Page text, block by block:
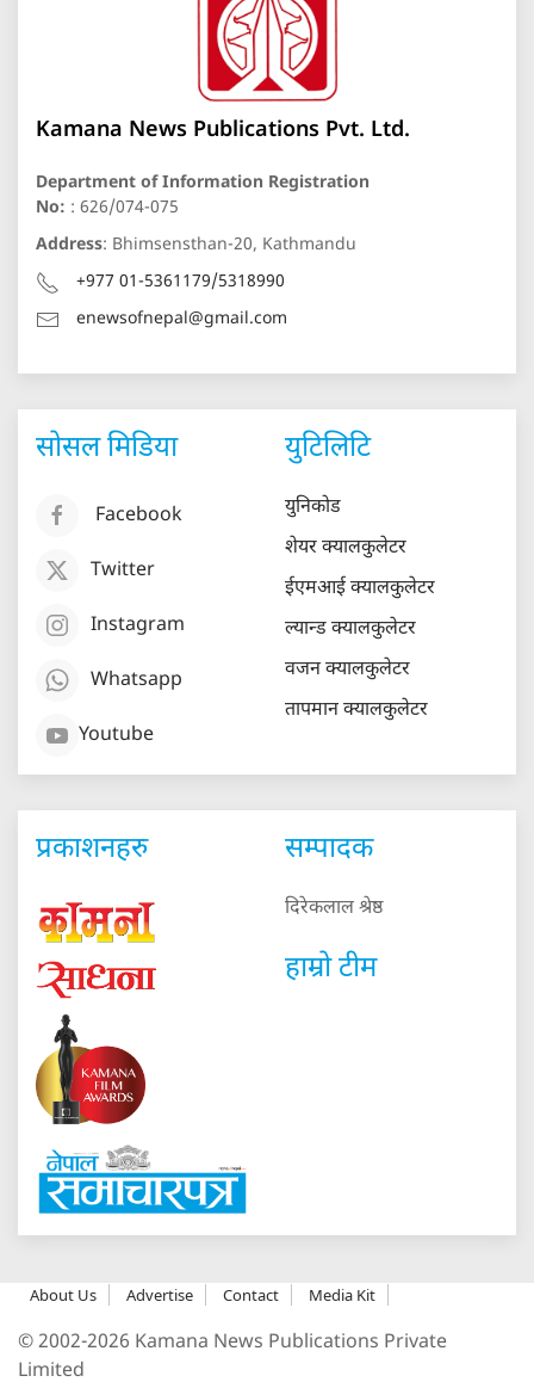
Kamana News Publications Pvt. Ltd.
Department of Information Registration
No: : 626/074-075
Address: Bhimsensthan-20, Kathmandu
+977 01-5361179/5318990
enewsofnepal@gmail.com
सोसल मिडिया
Facebook
Twitter
Instagram
Whatsapp
Youtube
युटिलिटि
युनिकोड
शेयर क्यालकुलेटर
ईएमआई क्यालकुलेटर
ल्यान्ड क्यालकुलेटर
वजन क्यालकुलेटर
तापमान क्यालकुलेटर
प्रकाशनहरु सम्पादक
दिरेकलाल श्रेष्ठ
हाम्रो टीम
About Us Advertise Contact Media Kit
© 2002-2026 Kamana News Publications Private
Limited